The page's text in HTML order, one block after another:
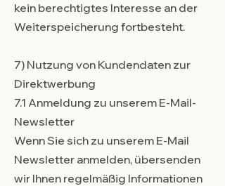
kein berechtigtes Interesse an der
Weiterspeicherung fortbesteht.
7) Nutzung von Kundendaten zur
Direktwerbung
7.1 Anmeldung zu unserem E-Mail-
Newsletter
Wenn Sie sich zu unserem E-Mail
Newsletter anmelden, übersenden
wir Ihnen regelmäßig Informationen